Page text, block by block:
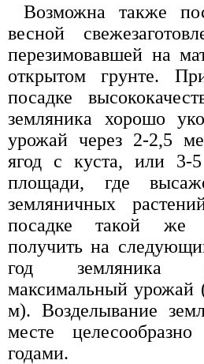
Возможна также
весной
перезимовавшей на
открытом грунте.
посадке
земляника хорошо
урожай через 2-2,5
ягод с куста, или
площади, где
земляничных
посадке такой же
получить на
год земляника
максимальный урожай
м). Возделывание
месте
годами.